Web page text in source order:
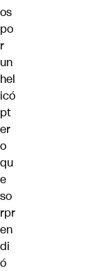
os
po
r
un
hel
icó
pt
er
o
qu
e
so
rpr
en
di
ó